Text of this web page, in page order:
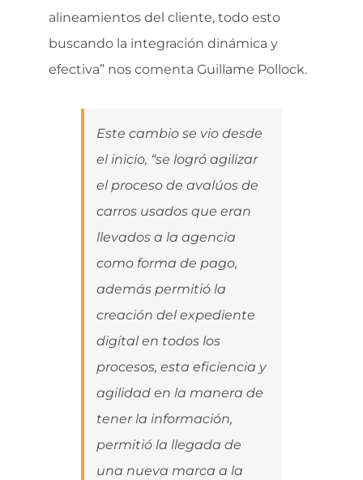
alineamientos del cliente, todo esto
buscando la integración dinámica y
efectiva” nos comenta Guillame Pollock.
Este cambio se vio desde
el inicio, “se logró agilizar
el proceso de avalúos de
carros usados que eran
llevados a la agencia
como forma de pago,
además permitió la
creación del expediente
digital en todos los
procesos, esta eficiencia y
agilidad en la manera de
tener la información,
permitió la llegada de
una nueva marca a la